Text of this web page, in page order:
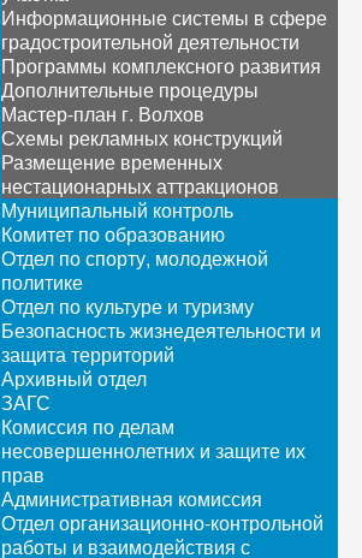
Информационные системы в сфере
градостроительной деятельности
Программы комплексного развития
Дополнительные процедуры
Мастер-план г. Волхов
Схемы рекламных конструкций
Размещение временных
нестационарных аттракционов
Муниципальный контроль
Комитет по образованию
Отдел по спорту, молодежной
политике
Отдел по культуре и туризму
Безопасность жизнедеятельности и
защита территорий
Архивный отдел
ЗАГС
Комиссия по делам
несовершеннолетних и защите их
прав
Административная комиссия
Отдел организационно-контрольной
работы и взаимодействия с